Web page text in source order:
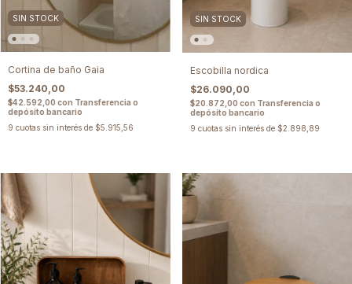
SIN STOCK
Cortina de baño Gaia
$53.240,00
$42.592,00 con Transferencia o
depósito bancario
9 cuotas sin interés de $5.915,56
SIN STOCK
Escobilla nordica
$26.090,00
$20.872,00 con Transferencia o
depósito bancario
9 cuotas sin interés de $2.898,89